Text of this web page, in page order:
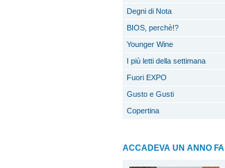
Degni di Nota
BIOS, perchè!?
Younger Wine
I più letti della settimana
Fuori EXPO
Gusto e Gusti
Copertina
ACCADEVA UN ANNO FA